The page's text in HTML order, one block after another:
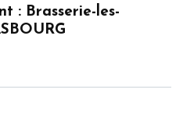
: Brasserie-les-